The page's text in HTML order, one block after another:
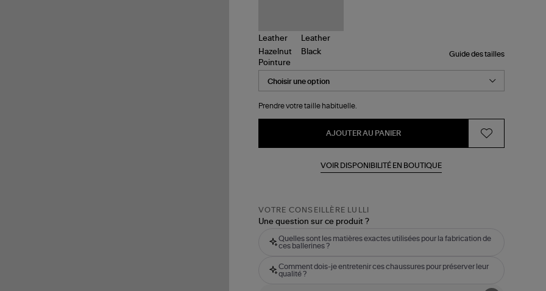
Guide des tailles
Pointure
Prendre votre taille habituelle.
AJOUTER AU PANIER
VOIR DISPONIBILITÉ EN BOUTIQUE
VOTRE CONSEILLÈRE LULLI
Une question sur ce produit ?
Quelles sont les matières exactes utilisées pour la fabrication de
ces ballerines ?
Comment dois-je entretenir ces chaussures pour préserver leur
qualité ?